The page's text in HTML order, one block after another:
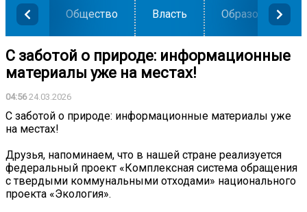
Общество Власть Образование
С заботой о природе: информационные
материалы уже на местах!
04:5624.03.2026
С заботой о природе: информационные материалы уже
на местах!
Друзья, напоминаем, что в нашей стране реализуется
федеральный проект «Комплексная система обращения
с твердыми коммунальными отходами» национального
проекта «Экология».